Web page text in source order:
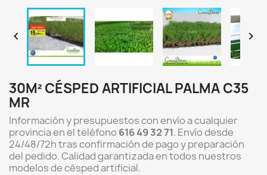
 
30M² CÉSPED ARTIFICIAL PALMA C35
MR
Información y presupuestos con envío a cualquier
provincia en el teléfono 616 49 32 71. Envío desde
24/48/72h tras confirmación de pago y preparación
del pedido. Calidad garantizada en todos nuestros
modelos de césped artificial.